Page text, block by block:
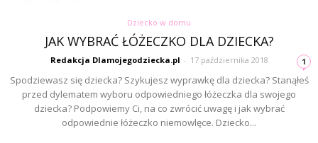
Dziecko w domu
JAK WYBRAĆ ŁÓŻECZKO DLA DZIECKA?
Redakcja Dlamojegodziecka.pl - 17 października 2018 1
Spodziewasz się dziecka? Szykujesz wyprawkę dla dziecka? Stanąłeś
przed dylematem wyboru odpowiedniego łóżeczka dla swojego
dziecka? Podpowiemy Ci, na co zwrócić uwagę i jak wybrać
odpowiednie łóżeczko niemowlęce. Dziecko...